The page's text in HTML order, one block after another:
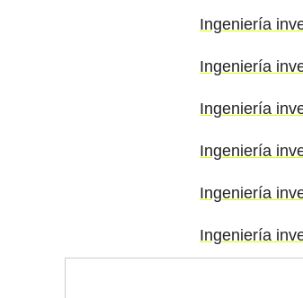
Ingeniería
Ingeniería
Ingeniería
Ingeniería
Ingeniería
Ingeniería